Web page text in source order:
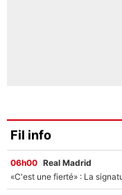
Fil info
06h00 Real Madrid